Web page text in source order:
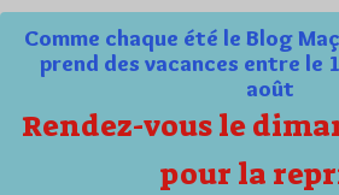
Comme chaque été le Blog
prend des vacances entre le
août
Rendez-vous le
pour la